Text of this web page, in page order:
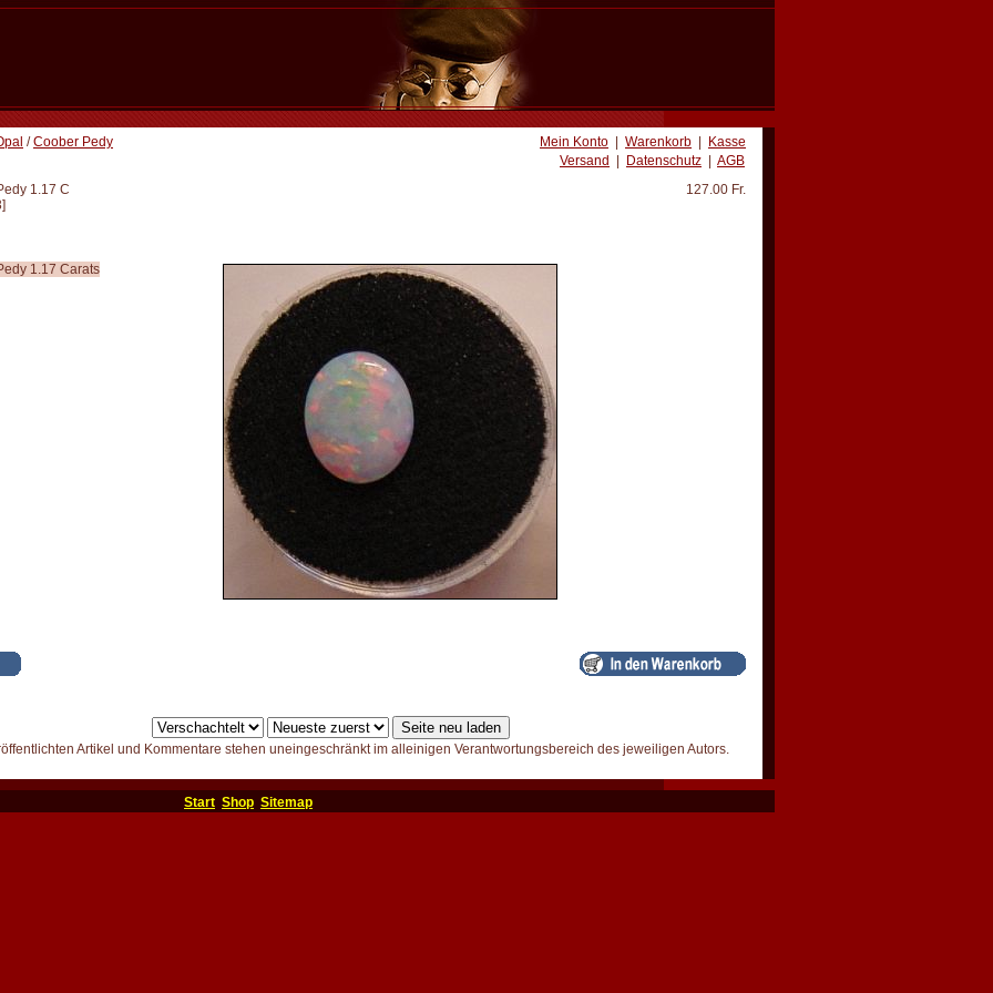
/Coober Pedy Mein Konto Warenkorb
Kasse
Versand
Datenschutz
AGB
1.17 C
]
127.00 Fr.
1.17 Carats
Artikel und Kommentare stehen uneingeschränkt im alleinigen Verantwortungsbereich des jeweiligen Autors.
Start Shop Sitemap